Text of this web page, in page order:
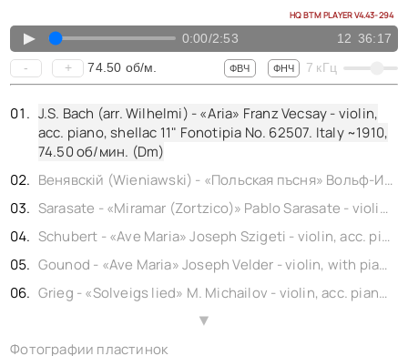
HQ BTM PLAYER V4.43-294
▲ 0:00/2:53 12 36:17
- + 74.50 об/м. ФВЧ ФНЧ 7 кГц
J.S. Bach (arr. Wilhelmi) - «Aria» Franz Vecsay - violin,
acc. piano, shellac 11" Fonotipia No. 62507. Italy ~1910,
74.50об/мин. (Dm)
Венявскiй (Wieniawski) - «Польская пъсня» Вольф-Израель - violin, концертмейстер Императорского Мариинского Театра - фортепиано, 1 sided shellac 10" Gramophone No. 27931. Russia ~1905,
Sarasate - «Miramar (Zortzico)» Pablo Sarasate - violin, acc. piano, 1 sided shellac 10" Gramophone No. 37934. France ~1905,
Schubert - «Ave Maria» Joseph Szigeti - violin, acc. piano, shellac 12" Grammophon No. 47934. Germany ~1911,
Gounod - «Ave Maria» Joseph Velder - violin, with piano and orgel - shellac 12" Homochord No. 2019. England 1923,
Grieg - «Solveigs lied» M. Michailov - violin, acc. piano, shellac 12" Parlophon No. 2483. Germany ~1923,
▲
Фотографии пластинок